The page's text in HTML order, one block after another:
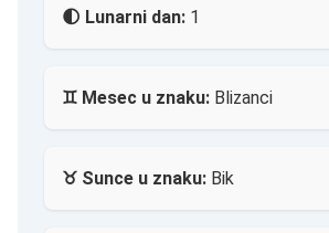
🌓 Lunarni dan: 1
♊ Mesec u znaku: Blizanci
♉ Sunce u znaku: Bik